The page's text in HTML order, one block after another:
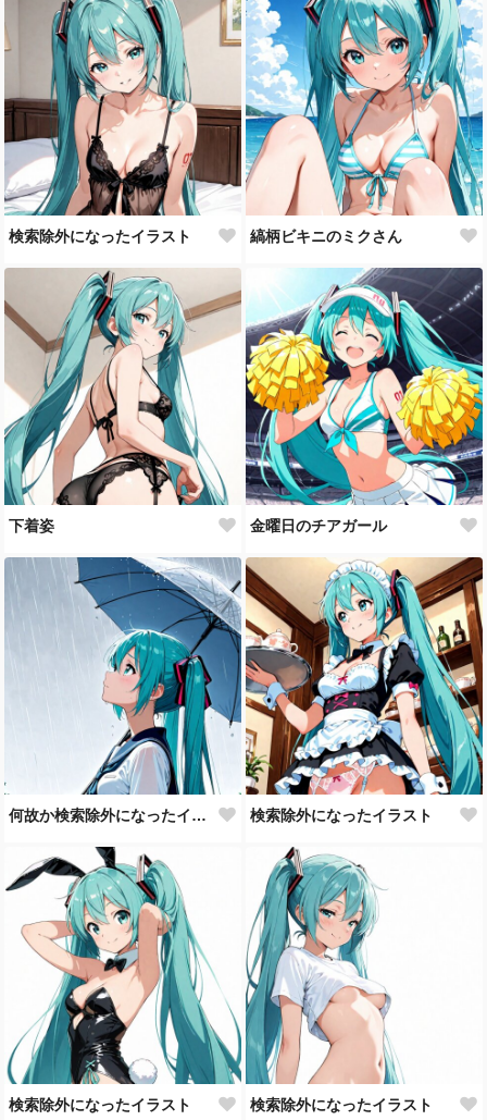
検索除外になったイラスト 縞柄ビキニのミクさん
下着姿 金曜日のチアガール
何故か検索除外になったイラスト 検索除外になったイラスト
検索除外になったイラスト 検索除外になったイラスト